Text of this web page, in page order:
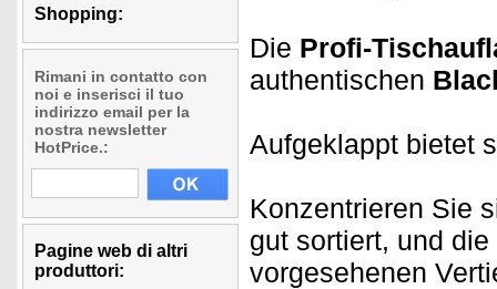
Shopping:
Rimani in contatto con
noi e inserisci il tuo
indirizzo email per la
nostra newsletter
HotPrice.:
Pagine web di altri
produttori:
Die Profi-
authentischen
Aufgeklappt bietet
Konzentrieren Sie
gut sortiert, und die
vorgesehenen